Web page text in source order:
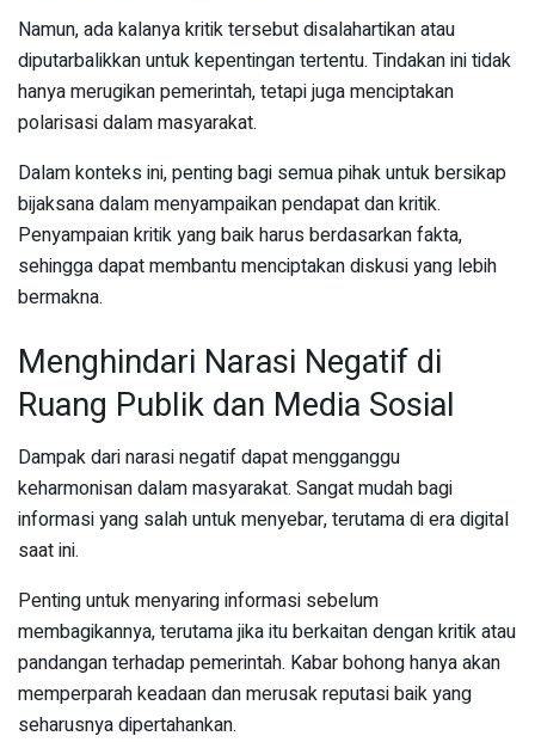
Namun, ada kalanya kritik tersebut disalahartikan atau
diputarbalikkan untuk kepentingan tertentu. Tindakan ini tidak
hanya merugikan pemerintah, tetapi juga menciptakan
polarisasi dalam masyarakat.
Dalam konteks ini, penting bagi semua pihak untuk bersikap
bijaksana dalam menyampaikan pendapat dan kritik.
Penyampaian kritik yang baik harus berdasarkan fakta,
sehingga dapat membantu menciptakan diskusi yang lebih
bermakna.
Menghindari Narasi Negatif di
Ruang Publik dan Media Sosial
Dampak dari narasi negatif dapat mengganggu
keharmonisan dalam masyarakat. Sangat mudah bagi
informasi yang salah untuk menyebar, terutama di era digital
saat ini.
Penting untuk menyaring informasi sebelum
membagikannya, terutama jika itu berkaitan dengan kritik atau
pandangan terhadap pemerintah. Kabar bohong hanya akan
memperparah keadaan dan merusak reputasi baik yang
seharusnya dipertahankan.